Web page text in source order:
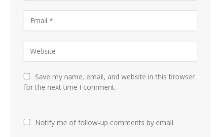
Save my name, email, and website in this browser
for the next time I comment.
Notify me of follow-up comments by email.